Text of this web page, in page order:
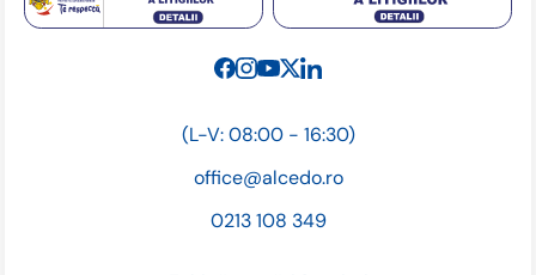
(L-V: 08:00 - 16:30)
office@alcedo.ro
0213 108 349